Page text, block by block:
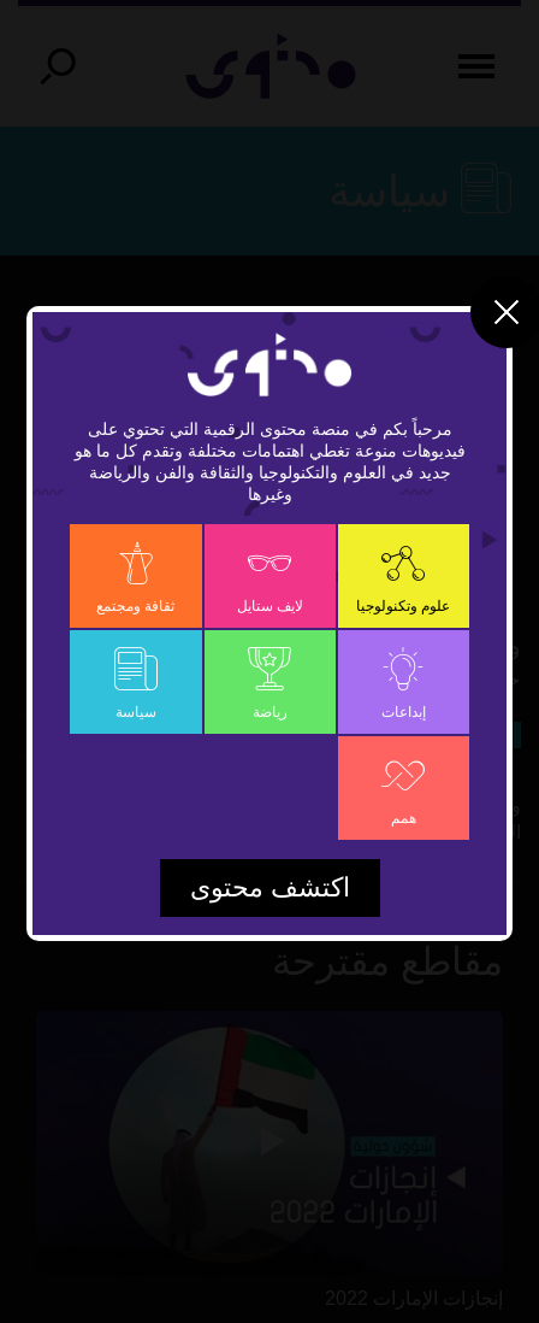
The Video Cloud video was not found.
VIDEO_CLOUD_ERR_VIDEO_NOT_FOUND
Session ID:2026-08-07:21c4555fa331301f109bd924
vidbcove
OK
Dialog
والدة الطفل اليمني المحتضر تصل أمريكا بعد
حصولها على تأشيرة استثنائية
سياسة 23 ديسمبر 2018 شارك
وصلت الأم اليمنية التي يحتضر ابنها إلى ولاية كاليفورنيا بالولايات
المتحدة لزيارته بعد أن منحتها الإدارة الأمريكية تأشيرة استثنائية.
مقاطع مقترحة
إنجازات الإمارات 2022
مرحباً بكم في منصة محتوى الرقمية التي تحتوي على
فيديوهات منوعة تغطي اهتمامات مختلفة وتقدم كل ما هو
جديد في العلوم والتكنولوجيا والثقافة والفن والرياضة
وغيرها
علوم وتكنولوجيا لايف ستايل ثقافة ومجتمع
إبداعات رياضة سياسة
همم
اكتشف محتوى